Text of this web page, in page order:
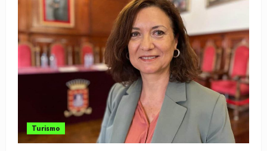
Turismo